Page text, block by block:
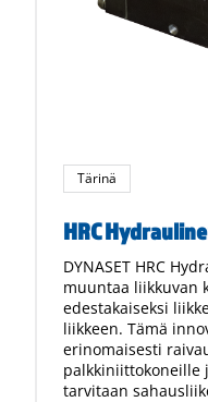
Tärinä
HRC
DYNASET HRC
muuntaa liikkuvan
edestakaiseksi
liikkeen. Tämä
erinomaisesti
palkkiniittokoneille
tarvitaan